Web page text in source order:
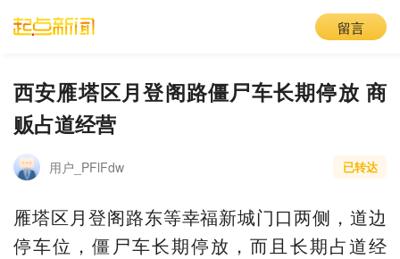
留言
西安雁塔区月登阁路僵尸车长期停放 商
贩占道经营
用户_PFlFdw 已转达
雁塔区月登阁路东等幸福新城门口两侧，道边
停车位，僵尸车长期停放，而且长期占道经